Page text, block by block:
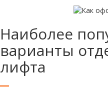
Наиболее
варианты
лифта